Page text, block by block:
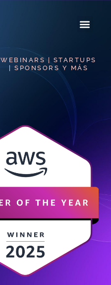
WEBINARS | STARTUPS
| SPONSORS Y MÁS